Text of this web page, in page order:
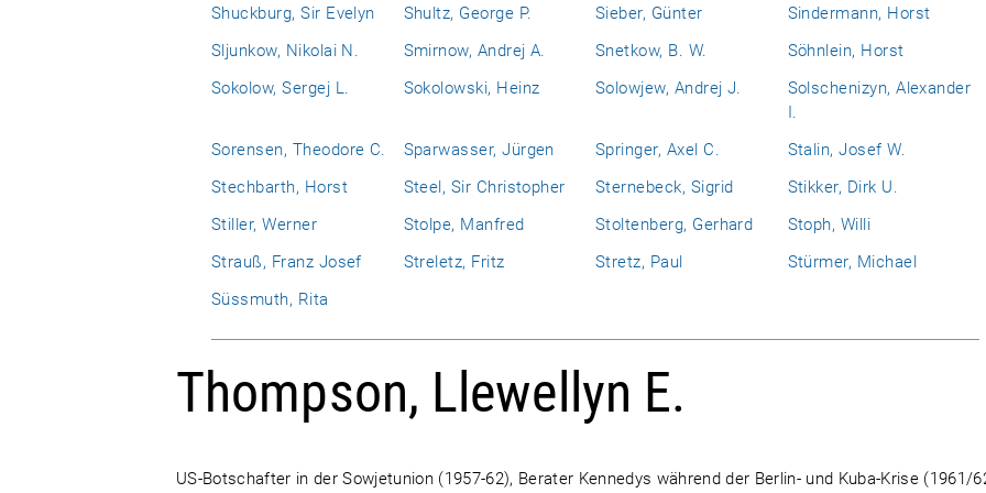
Shuckburg, Sir Evelyn Shultz, George P. Sieber, Günter
Sindermann, Horst
Sljunkow, Nikolai N.
Smirnow, Andrej A. Snetkow, B. W.
Söhnlein, Horst
Sokolow, Sergej L.
Sokolowski, Heinz Solowjew, Andrej J.
Solschenizyn, Alexander
I.
Sorensen, Theodore C.
Sparwasser, Jürgen Springer, Axel C.
Stalin, Josef W.
Stechbarth, Horst
Steel, Sir Christopher Sternebeck, Sigrid
Stikker, Dirk U.
Stiller, Werner
Stolpe, Manfred Stoltenberg, Gerhard
Stoph, Willi
Strauß, Franz Josef
Streletz, Fritz Stretz, Paul
Stürmer, Michael
Süssmuth, Rita
Thompson, Llewellyn E.
US-Botschafter in der Sowjetunion (1957-62), Berater Kennedys während der Berlin- und Kuba-Krise (1961/